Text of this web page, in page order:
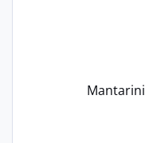
Mantarini